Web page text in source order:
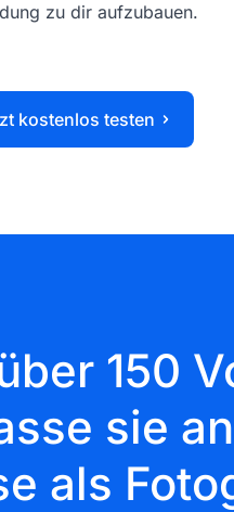
zu dir aufzubauen.
kostenlos testen
150
sie
als